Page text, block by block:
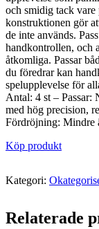
och smidig tack vare
konstruktionen gör
de inte används.
handkontrollen, och
åtkomliga. Passar
du föredrar kan
spelupplevelse för
Antal: 4 st – Passar:
med hög precision,
Fördröjning: Mindre
Köp produkt
Kategori:
Relaterade